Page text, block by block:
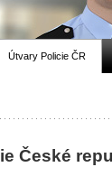
Útvary Policie ČR
České